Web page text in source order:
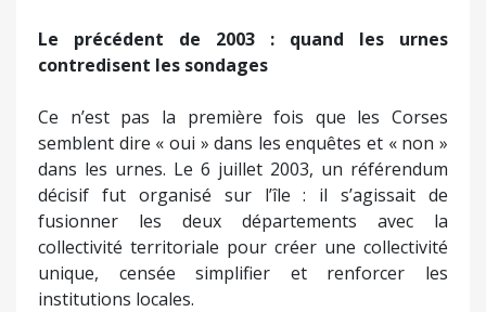
Le précédent de 2003 : quand les urnes
contredisent les sondages
Ce n’est pas la première fois que les Corses
semblent dire « oui » dans les enquêtes et « non »
dans les urnes. Le 6 juillet 2003, un référendum
décisif fut organisé sur l’île : il s’agissait de
fusionner les deux départements avec la
collectivité territoriale pour créer une collectivité
unique, censée simplifier et renforcer les
institutions locales.